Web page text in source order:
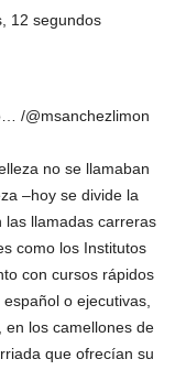
12 segundos
/@msanchezlimon
no se llamaban
–hoy se divide la
las llamadas carreras
como los Institutos
con cursos rápidos
o ejecutivas,
los camellones de
que ofrecían su